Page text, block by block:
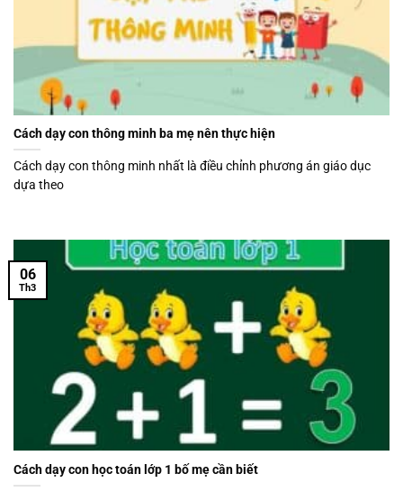
Cách dạy con thông minh ba mẹ nên thực hiện
Cách dạy con thông minh nhất là điều chỉnh phương án giáo dục
dựa theo
Cách dạy con học toán lớp 1 bố mẹ cần biết
06
Th3